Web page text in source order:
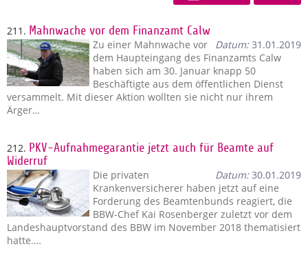
211. Mahnwache vor dem Finanzamt Calw
Datum:31.01.2019
Zu einer Mahnwache vor
dem Haupteingang des Finanzamts Calw
haben sich am 30. Januar knapp 50
Beschäftigte aus dem öffentlichen Dienst
versammelt. Mit dieser Aktion wollten sie nicht nur ihrem
Ärger…
212. PKV-Aufnahmegarantie jetzt auch für Beamte auf
Widerruf
Datum:30.01.2019
Die privaten
Krankenversicherer haben jetzt auf eine
Forderung des Beamtenbunds reagiert, die
BBW-Chef Kai Rosenberger zuletzt vor dem
Landeshauptvorstand des BBW im November 2018 thematisiert
hatte.…